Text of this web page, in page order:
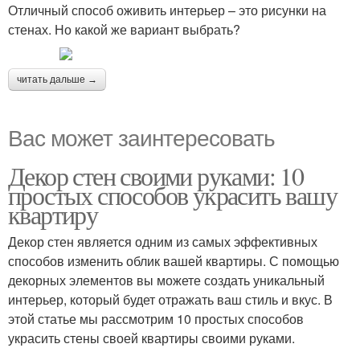
Отличный способ оживить интерьер – это рисунки на
стенах. Но какой же вариант выбрать?
читать дальше →
Вас может заинтересовать
Декор стен своими руками: 10
простых способов украсить вашу
квартиру
Декор стен является одним из самых эффективных
способов изменить облик вашей квартиры. С помощью
декорных элементов вы можете создать уникальный
интерьер, который будет отражать ваш стиль и вкус. В
этой статье мы рассмотрим 10 простых способов
украсить стены своей квартиры своими руками.